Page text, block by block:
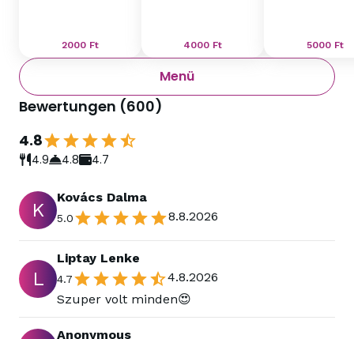
2000 Ft 4000 Ft 5000 Ft
Menü
Bewertungen (600)
4.8
4.9 4.8 4.7
K
Kovács Dalma
5.0 8.8.2026
L
Liptay Lenke
4.7
4.8.2026
Szuper volt minden😍
Anonymous